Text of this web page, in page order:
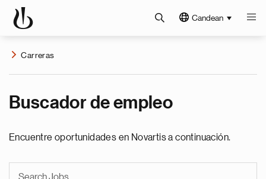
Candean
Carreras
Buscador de empleo
Encuentre oportunidades en Novartis a continuación.